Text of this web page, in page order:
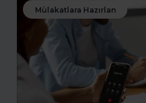
Mülakatlara Hazırlan